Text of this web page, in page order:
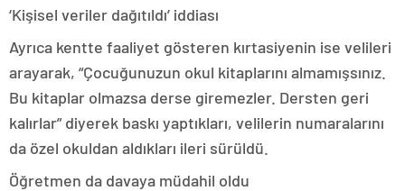
‘Kişisel veriler dağıtıldı’ iddiası
Ayrıca kentte faaliyet gösteren kırtasiyenin ise velileri
arayarak, “Çocuğunuzun okul kitaplarını almamışsınız.
Bu kitaplar olmazsa derse giremezler. Dersten geri
kalırlar” diyerek baskı yaptıkları, velilerin numaralarını
da özel okuldan aldıkları ileri sürüldü.
Öğretmen da davaya müdahil oldu